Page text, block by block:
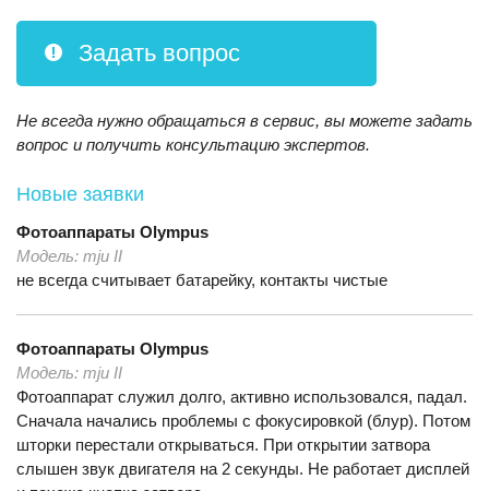
Задать вопрос
Не всегда нужно обращаться в сервис, вы можете задать
вопрос и получить консультацию экспертов.
Новые заявки
Фотоаппараты Olympus
Модель: mju II
не всегда считывает батарейку, контакты чистые
Фотоаппараты Olympus
Модель: mju II
Фотоаппарат служил долго, активно использовался, падал.
Сначала начались проблемы с фокусировкой (блур). Потом
шторки перестали открываться. При открытии затвора
слышен звук двигателя на 2 секунды. Не работает дисплей